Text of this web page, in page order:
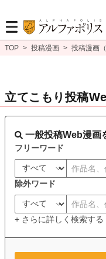
TOP > 投稿漫画 > 投稿漫画
立てこもり投稿
一般投稿Web漫画
フリーワード
除外ワード
+ さらに詳しく検索する